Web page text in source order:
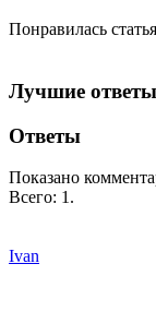
Понравилась
Лучшие ответы
Ответы
Показано
Всего: 1 .
Ivan